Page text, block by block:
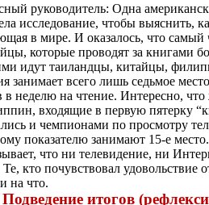
руководитель: Одна
исследование, чтобы выяснить,
в мире. И оказалось, что
которые проводят за книгами
идут таиландцы, китайцы,
занимает всего лишь седьмое
в неделю на чтение. Интересно,
входящие в первую пятерку
и чемпионами по просмотру
показателю занимают 15-е
что ни телевидение, ни
Те, кто почувствовал удовольствие
на что.
итогов